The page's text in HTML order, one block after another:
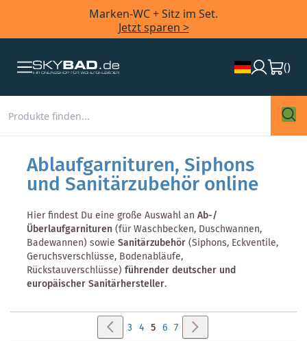
Marken-WC + Sitz im Set.
Jetzt sparen >
()
Ablaufgarnituren, Siphons
und Sanitärzubehör online
Hier findest Du eine große Auswahl an Ab-/
Überlaufgarnituren(für Waschbecken, Duschwannen,
Badewannen) sowie Sanitärzubehör(Siphons, Eckventile,
Geruchsverschlüsse, Bodenabläufe,
Rückstauverschlüsse) führender deutscher und
europäischer Sanitärhersteller.
Seite Seite
Zurück
Seite
3 Seite
4 Sie
5 Seite
6 Seite
7